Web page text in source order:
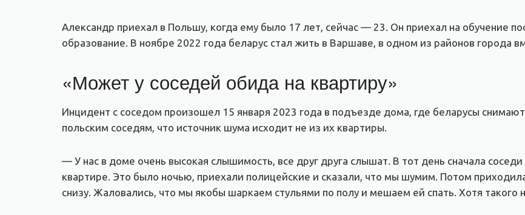
Александр приехал в Польшу, когда ему было 17 лет, сейчас — 23. Он приехал на обучение
образование. В ноябре 2022 года беларус стал жить в Варшаве, в одном из районов города
«Может у соседей обида на квартиру»
Инцидент с соседом произошел 15 января 2023 года в подъезде дома, где беларусы
польским соседям, что источник шума исходит не из их квартиры.
— У нас в доме очень высокая слышимость, все друг друга слышат. В тот день сначала
квартире. Это было ночью, приехали полицейские и сказали, что мы шумим. Потом
снизу. Жаловались, что мы якобы шаркаем стульями по полу и мешаем ей спать. Хотя такого